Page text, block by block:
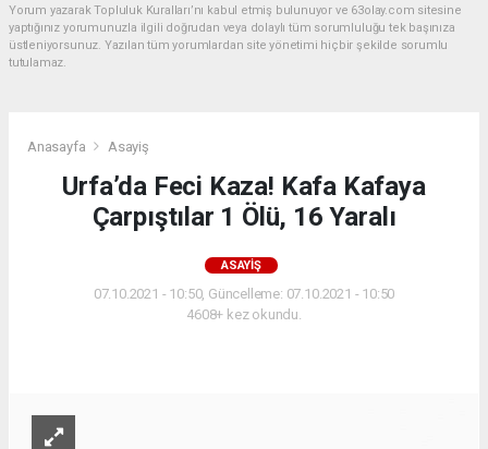
Yorum yazarak Topluluk Kuralları’nı kabul etmiş bulunuyor ve 63olay.com sitesine
yaptığınız yorumunuzla ilgili doğrudan veya dolaylı tüm sorumluluğu tek başınıza
üstleniyorsunuz. Yazılan tüm yorumlardan site yönetimi hiçbir şekilde sorumlu
tutulamaz.
Anasayfa Asayiş
Urfa’da Feci Kaza! Kafa Kafaya
Çarpıştılar 1 Ölü, 16 Yaralı
ASAYIŞ
07.10.2021 - 10:50, Güncelleme: 07.10.2021 - 10:50
4608+ kez okundu.